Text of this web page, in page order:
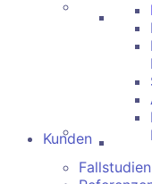
Kunden
Fallstudien